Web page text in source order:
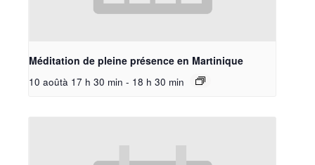
Méditation de pleine présence en Martinique
10 aoûtà 17 h 30 min - 18 h 30 min